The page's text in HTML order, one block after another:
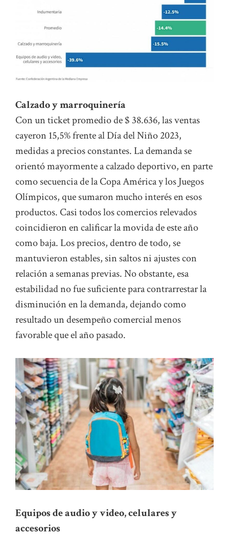
Calzado y marroquinería
Con un ticket promedio de $ 38.636, las ventas
cayeron 15,5% frente al Día del Niño 2023,
medidas a precios constantes. La demanda se
orientó mayormente a calzado deportivo, en parte
como secuencia de la Copa América y los Juegos
Olímpicos, que sumaron mucho interés en esos
productos. Casi todos los comercios relevados
coincidieron en calificar la movida de este año
como baja. Los precios, dentro de todo, se
mantuvieron estables, sin saltos ni ajustes con
relación a semanas previas. No obstante, esa
estabilidad no fue suficiente para contrarrestar la
disminución en la demanda, dejando como
resultado un desempeño comercial menos
favorable que el año pasado.
Equipos de audio y video, celulares y
accesorios